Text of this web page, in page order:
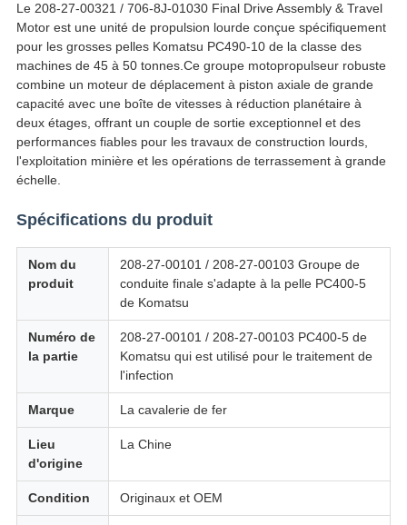
Le 208-27-00321 / 706-8J-01030 Final Drive Assembly & Travel
Motor est une unité de propulsion lourde conçue spécifiquement
pour les grosses pelles Komatsu PC490-10 de la classe des
machines de 45 à 50 tonnes.Ce groupe motopropulseur robuste
combine un moteur de déplacement à piston axiale de grande
capacité avec une boîte de vitesses à réduction planétaire à
deux étages, offrant un couple de sortie exceptionnel et des
performances fiables pour les travaux de construction lourds,
l'exploitation minière et les opérations de terrassement à grande
échelle.
Spécifications du produit
Nom du
produit
208-27-00101 / 208-27-00103 Groupe de
conduite finale s'adapte à la pelle PC400-5
de Komatsu
Numéro de
la partie
208-27-00101 / 208-27-00103 PC400-5 de
Komatsu qui est utilisé pour le traitement de
l'infection
Marque La cavalerie de fer
Lieu
d'origine
La Chine
Condition Originaux et OEM